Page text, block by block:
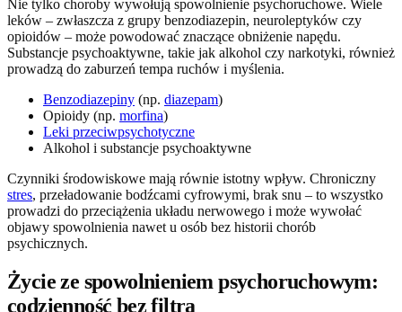
Nie tylko choroby wywołują spowolnienie psychoruchowe. Wiele
leków – zwłaszcza z grupy benzodiazepin, neuroleptyków czy
opioidów – może powodować znaczące obniżenie napędu.
Substancje psychoaktywne, takie jak alkohol czy narkotyki, również
prowadzą do zaburzeń tempa ruchów i myślenia.
Benzodiazepiny (np. diazepam)
Opioidy (np. morfina)
Leki przeciwpsychotyczne
Alkohol i substancje psychoaktywne
Czynniki środowiskowe mają równie istotny wpływ. Chroniczny
stres, przeładowanie bodźcami cyfrowymi, brak snu – to wszystko
prowadzi do przeciążenia układu nerwowego i może wywołać
objawy spowolnienia nawet u osób bez historii chorób
psychicznych.
Życie ze spowolnieniem psychoruchowym:
codzienność bez filtra